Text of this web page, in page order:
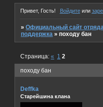
Привет, Гость! Войдитеили
»Официальный сайт
поддержка »походу бан
походу бан
Страница:« 1 2
Deffka
Старейшина клана